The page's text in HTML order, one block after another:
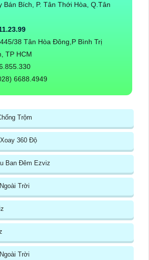
Bán Bích, P. Tân Thới Hòa, Q.Tân
445/38 Tân Hòa Đông,P Bình Trị
TP HCM
6688.4949
Trộm
360 Độ
Ban Đêm Ezviz
Trời
Trời